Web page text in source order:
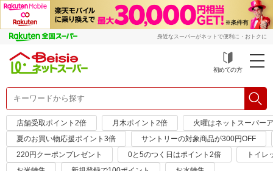
身近なスーパーがネットで便利に・おトクに
初めての方
店舗受取ポイント2倍 月木ポイント2倍
火曜はネットスーパー
夏のお買い物応援ポイント3倍
サントリーの対象商品が300円OFF
220円クーポンプレゼント
0と5のつく日はポイント2倍
トイレ